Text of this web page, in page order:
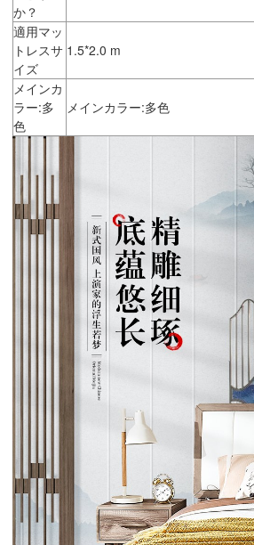
か？
適用マッ
トレスサ
イズ
1.5*2.0 m
メインカ
ラー:多
色
メインカラー:多色